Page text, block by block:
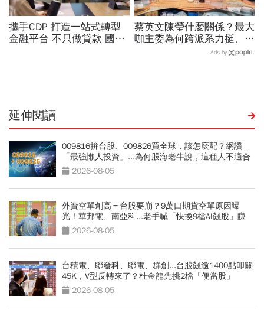
攜手CDP 打造一站式轉型
金融平台 不只做貸款 國泰
蔡英文陳瑩什麼關係？最大
咖主委為何跨派系力挺、連
饒慶鈴都曬合照...同場背後
Ads by
延伸閱讀
009816拚台股、009826買全球，該怎麼配？網讚
「最強懶人投資」...為何股海老牛說，這種人不適合
買？2026-08-05
外資空單創高＝台股要崩？9萬口期貨空單原因曝
光！華邦電、南亞科...老手喊「快換9檔AI飆股」賺
Q3大行情
2026-08-05
台積電、聯發科、聯電、群創...台股飆逾1400點叩關
45K，V型反轉來了？杜金龍先挑2檔「便當股」
2026-08-05